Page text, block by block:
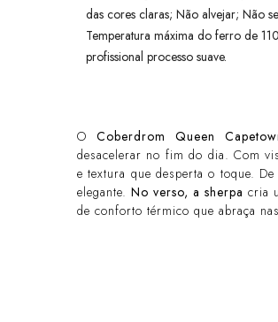
das cores claras; Não alvejar; Não
Temperatura máxima do ferro de
profissional processo suave.
O Coberdrom Queen
desacelerar no fim do dia. Com
e textura que desperta o toque.
elegante.No verso, a sherpa cria
de conforto térmico que abraça